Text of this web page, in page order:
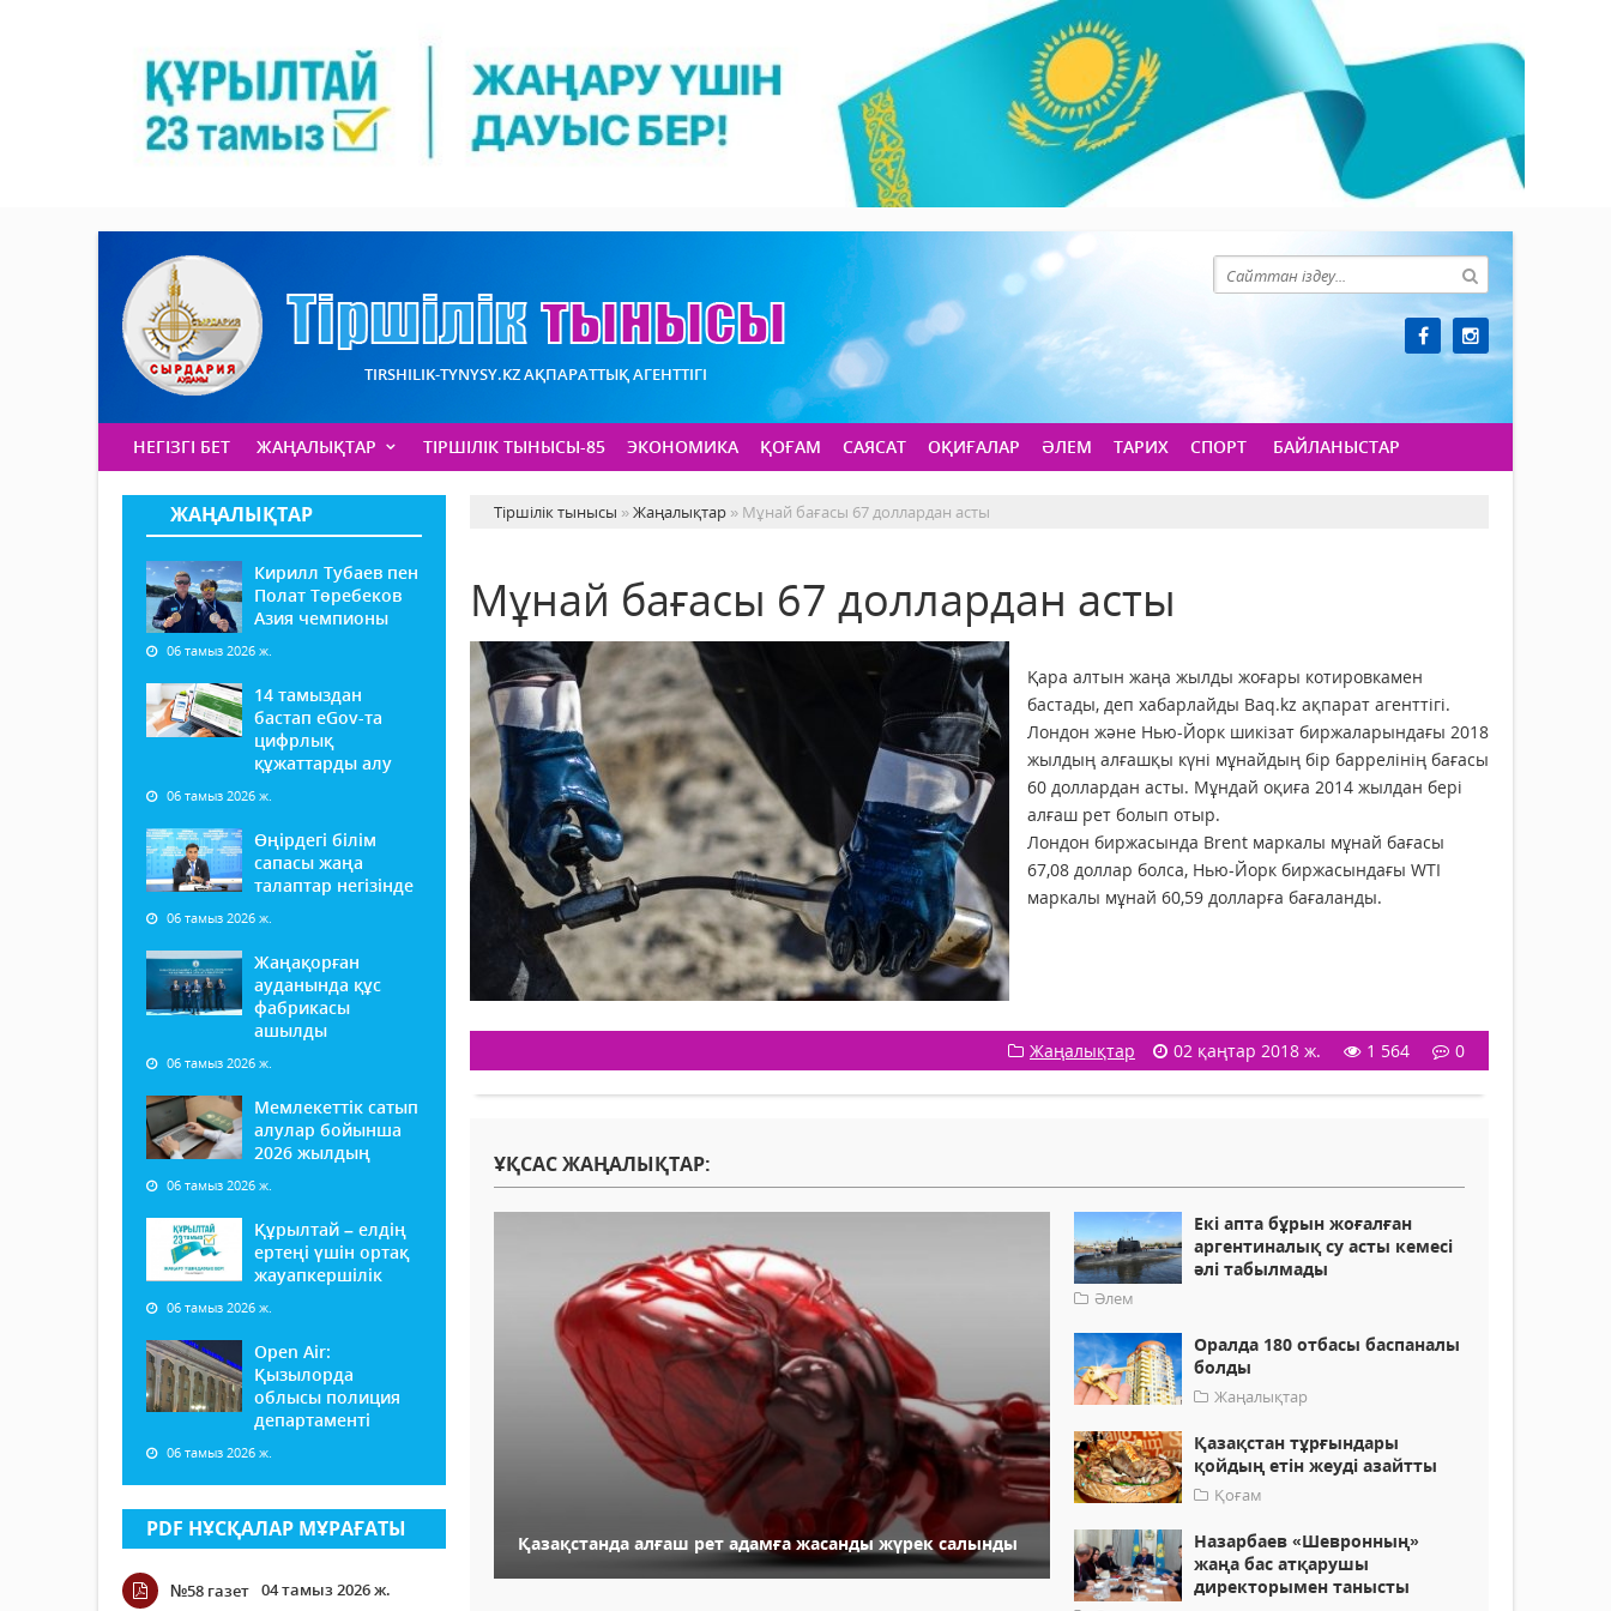
TIRSHILIK-TYNYSY.KZ АҚПАРАТТЫҚ АГЕНТТІГІ
НЕГІЗГІ БЕТ ЖАҢАЛЫҚТАР ТІРШІЛІК ТЫНЫСЫ-85 ЭКОНОМИКА ҚОҒАМ САЯСАТ ОҚИҒАЛАР ӘЛЕМ ТАРИХ СПОРТ БАЙЛАНЫСТАР
ЖАҢАЛЫҚТАР
Кирилл Тубаев пен
Полат Төребеков
Азия чемпионы
06 тамыз 2026 ж.
14 тамыздан
бастап еGov-та
цифрлық
құжаттарды алу
06 тамыз 2026 ж.
Өңірдегі білім
сапасы жаңа
талаптар негізінде
06 тамыз 2026 ж.
Жаңақорған
ауданында құс
фабрикасы
ашылды
06 тамыз 2026 ж.
Мемлекеттік сатып
алулар бойынша
2026 жылдың
06 тамыз 2026 ж.
Құрылтай – елдің
ертеңі үшін ортақ
жауапкершілік
06 тамыз 2026 ж.
Open Air:
Қызылорда
облысы полиция
департаменті
06 тамыз 2026 ж.
PDF НҰСҚАЛАР МҰРАҒАТЫ
№58 газет 04 тамыз 2026 ж.
Тіршілік тынысы »Жаңалықтар » Мұнай бағасы 67 доллардан асты
Мұнай бағасы 67 доллардан асты
Қара алтын жаңа жылды жоғары котировкамен
бастады, деп хабарлайды Baq.kz ақпарат агенттігі.
Лондон және Нью-Йорк шикізат биржаларындағы 2018
жылдың алғашқы күні мұнайдың бір баррелінің бағасы
60 доллардан асты. Мұндай оқиға 2014 жылдан бері
алғаш рет болып отыр.
Лондон биржасында Brent маркалы мұнай бағасы
67,08 доллар болса, Нью-Йорк биржасындағы WTI
маркалы мұнай 60,59 долларға бағаланды.
Жаңалықтар 02 қаңтар 2018 ж. 1 564 0
ҰҚСАС ЖАҢАЛЫҚТАР:
Қазақстанда алғаш рет адамға жасанды жүрек салынды
Екі апта бұрын жоғалған
аргентиналық су асты кемесі
әлі табылмады
Әлем
Оралда 180 отбасы баспаналы
болды
Жаңалықтар
Қазақстан тұрғындары
қойдың етін жеуді азайтты
Қоғам
Назарбаев «Шевронның»
жаңа бас атқарушы
директорымен танысты